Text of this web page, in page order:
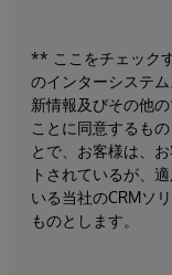
** ここをチェック
のインターシステ
新情報及びその他
ことに同意するも
とで、お客様は、
トされているが、
いる当社のCRMソ
ものとします。